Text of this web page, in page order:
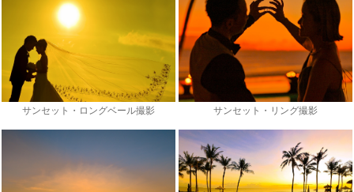
サンセット・ロングベール撮影 サンセット・リング撮影